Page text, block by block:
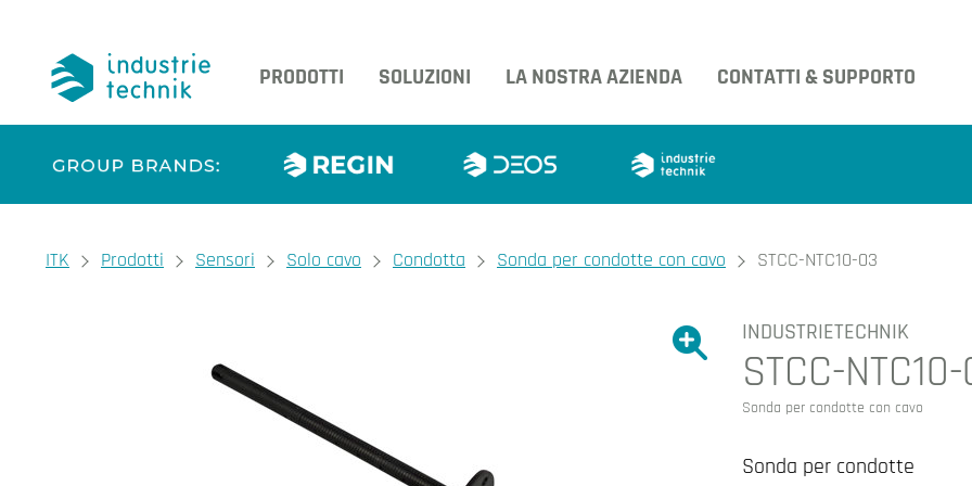
PRODOTTI
SOLUZIONI LA NOSTRA AZIENDA CONTATTI & SUPPORTO
You are here:
ITK Prodotti Sensori Solo cavo Condotta Sonda per condotte con cavo STCC-NTC10-03
Ingrandire l'immagine.
Ingrandire
INDUSTRIETECHNIK
STCC-
Sonda per condotte con cavo
Sonda per condotte